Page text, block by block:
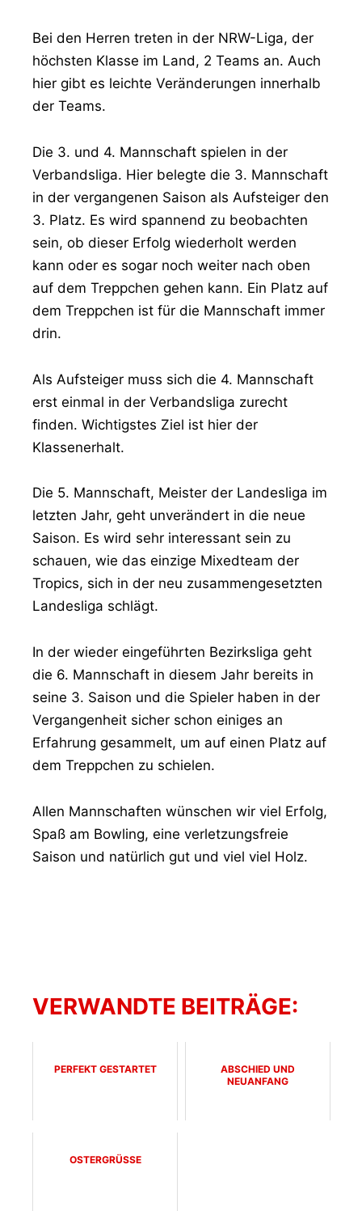
Bei den Herren treten in der NRW-Liga, der
höchsten Klasse im Land, 2 Teams an. Auch
hier gibt es leichte Veränderungen innerhalb
der Teams.
Die 3. und 4. Mannschaft spielen in der
Verbandsliga. Hier belegte die 3. Mannschaft
in der vergangenen Saison als Aufsteiger den
3. Platz. Es wird spannend zu beobachten
sein, ob dieser Erfolg wiederholt werden
kann oder es sogar noch weiter nach oben
auf dem Treppchen gehen kann. Ein Platz auf
dem Treppchen ist für die Mannschaft immer
drin.
Als Aufsteiger muss sich die 4. Mannschaft
erst einmal in der Verbandsliga zurecht
finden. Wichtigstes Ziel ist hier der
Klassenerhalt.
Die 5. Mannschaft, Meister der Landesliga im
letzten Jahr, geht unverändert in die neue
Saison. Es wird sehr interessant sein zu
schauen, wie das einzige Mixedteam der
Tropics, sich in der neu zusammengesetzten
Landesliga schlägt.
In der wieder eingeführten Bezirksliga geht
die 6. Mannschaft in diesem Jahr bereits in
seine 3. Saison und die Spieler haben in der
Vergangenheit sicher schon einiges an
Erfahrung gesammelt, um auf einen Platz auf
dem Treppchen zu schielen.
Allen Mannschaften wünschen wir viel Erfolg,
Spaß am Bowling, eine verletzungsfreie
Saison und natürlich gut und viel viel Holz.
VERWANDTE BEITRÄGE:
PERFEKT GESTARTET
ABSCHIED UND
NEUANFANG
OSTERGRÜSSE